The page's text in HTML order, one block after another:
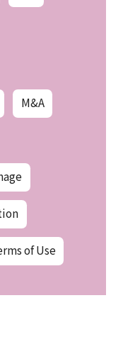
M&A
of Use